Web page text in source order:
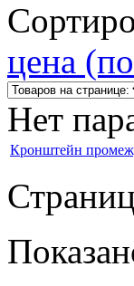
цена
Нет
Кронштейн